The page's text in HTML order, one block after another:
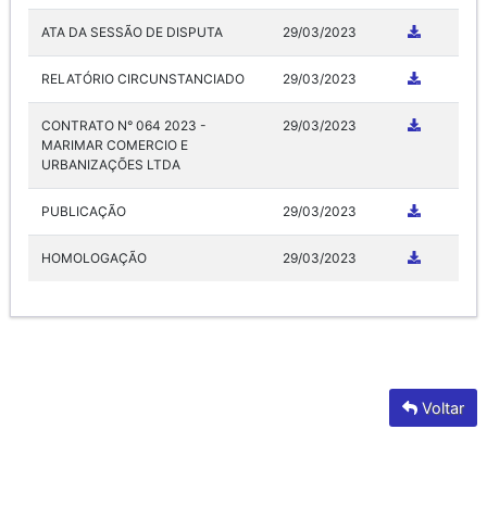
ATA DA SESSÃO DE DISPUTA 29/03/2023
RELATÓRIO CIRCUNSTANCIADO 29/03/2023
CONTRATO N° 064 2023 -
MARIMAR COMERCIO E
URBANIZAÇÕES LTDA
29/03/2023
PUBLICAÇÃO 29/03/2023
HOMOLOGAÇÃO 29/03/2023
Voltar